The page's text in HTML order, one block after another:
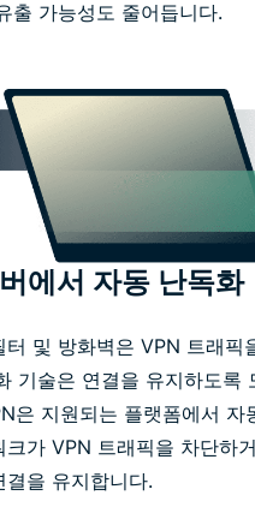
출 가능성도 줄어듭니다.
에서 자동 난독화
터 및 방화벽은 VPN 트래픽
기술은 연결을 유지하도록
은 지원되는 플랫폼에서 자
크가 VPN 트래픽을 차단하
결을 유지합니다.